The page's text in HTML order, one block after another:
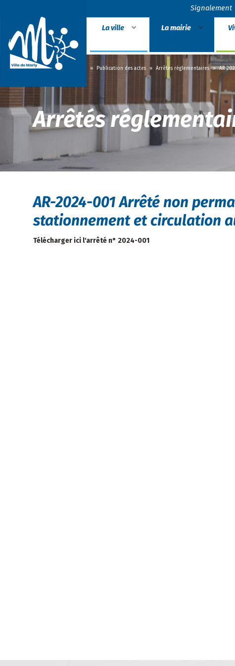
Signalement
La ville La mairie
Accueil » » Publication des actes » Arrêtés réglementaires » AR-
Arrêtés
AR-2024-001 Arrêté non
stationnement et circulation
Télécharger ici l'arrêté n° 2024-001